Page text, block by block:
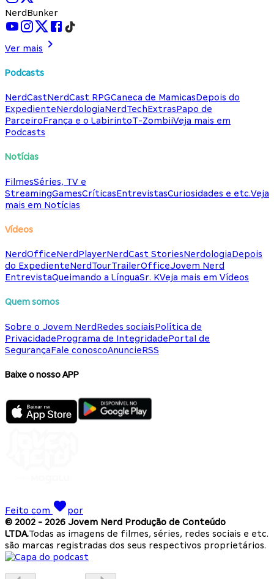
NerdBunker
Ver mais
Podcasts
NerdCastNerdCast RPGCaneca de MamicasDepois do
ExpedienteNerdologiaNerdTechExtrasPapo de
ParceiroFrança e o LabirintoT-ZombiiVeja mais em
Podcasts
Notícias
FilmesSéries, TV e
StreamingGamesCríticasEntrevistasCuriosidades e etc.Veja
mais em Notícias
Vídeos
NerdOfficeNerdPlayerNerdCast StoriesNerdologiaDepois
do ExpedienteNerdTourTrailerOfficeJovem Nerd
EntrevistaQueimando a LínguaSr. KVeja mais em Vídeos
Quem somos
Sobre o Jovem NerdRedes sociaisPolítica de
PrivacidadePrograma de IntegridadePortal de
SegurançaFale conoscoAnuncieRSS
Baixe o nosso APP
Feito com
por
© 2002 - 2026 Jovem Nerd Produção de Conteúdo
LTDA.Todas as imagens de filmes, séries, redes sociais e etc.
são marcas registradas dos seus respectivos proprietários.